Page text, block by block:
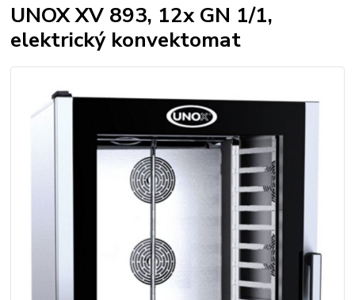
UNOX XV 893, 12x GN 1/1,
elektrický konvektomat